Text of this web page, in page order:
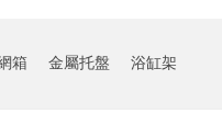
箱 金屬托盤 浴缸架